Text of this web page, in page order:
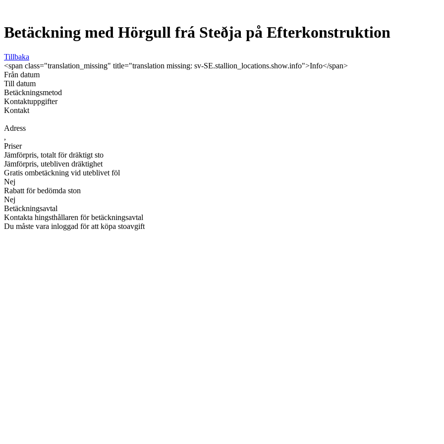
Betäckning med Hörgull frá Steðja på Efterkonstruktion
Tillbaka
<span class="translation_missing" title="translation missing: sv-SE.stallion_locations.show.info">Info</span>
Från datum
Till datum
Betäckningsmetod
Kontaktuppgifter
Kontakt
Adress
,
Priser
Jämförpris, totalt för dräktigt sto
Jämförpris, utebliven dräktighet
Gratis ombetäckning vid uteblivet föl
Nej
Rabatt för bedömda ston
Nej
Betäckningsavtal
Kontakta hingsthållaren för betäckningsavtal
Du måste vara inloggad för att köpa stoavgift